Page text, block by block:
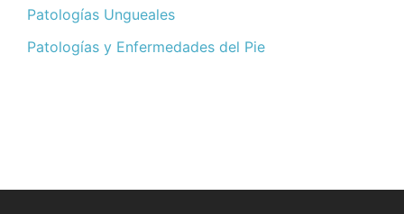
Patologías Ungueales
Patologías y Enfermedades del Pie